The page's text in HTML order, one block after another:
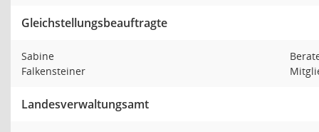
Gleichstellungsbeauftragte
Sabine
Falkensteiner
Landesverwaltungsamt